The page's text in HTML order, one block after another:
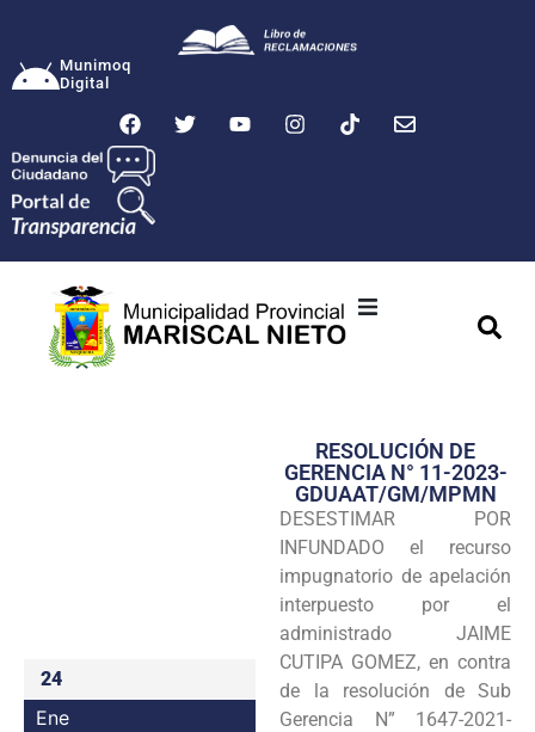
Munimoq
Digital
Transparencia
Seguridad
Programas
Intranet
24
Ene
RESOLUCIÓN DE
GERENCIA N° 11-2023-
GDUAAT/GM/MPMN
DESESTIMAR POR
INFUNDADO el recurso
impugnatorio de apelación
interpuesto por el
administrado JAIME
CUTIPA GOMEZ, en contra
de la resolución de Sub
Gerencia N” 1647-2021-